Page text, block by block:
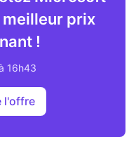
prix
!
16h43
l'offre